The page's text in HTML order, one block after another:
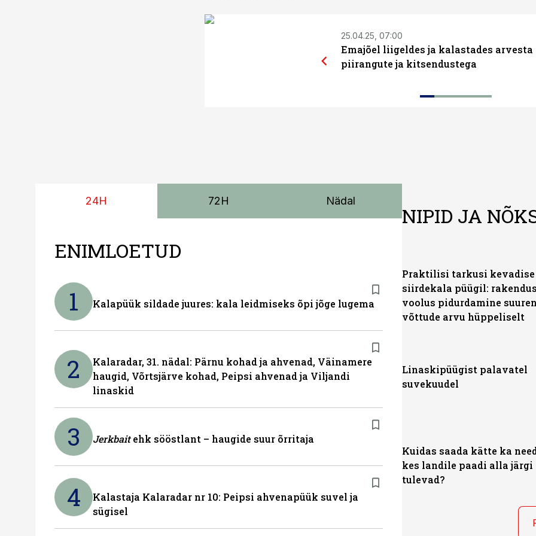
25.04.25, 07:00
Emajõel liigeldes ja kalastades arvesta
piirangute ja kitsendustega
24H 72H Nädal
ENIMLOETUD
1 Kalapüük sildade juures: kala leidmiseks õpi jõge lugema
2
Kalaradar, 31. nädal: Pärnu kohad ja ahvenad, Väinamere
haugid, Võrtsjärve kohad, Peipsi ahvenad ja Viljandi
linaskid
3 Jerkbaitehk sööstlant – haugide suur õrritaja
4
Kalastaja Kalaradar nr 10: Peipsi ahvenapüük suvel ja
sügisel
NIPID JA
Praktilisi tarkusi kevadise
siirdekala püügil:
voolus pidurdamine
võttude arvu hüppeliselt
Linaskipüügist palavatel
suvekuudel
Kuidas saada kätte ka
kes landile paadi alla järgi
tulevad?